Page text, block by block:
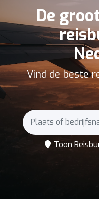
De
Vind de beste
Toon